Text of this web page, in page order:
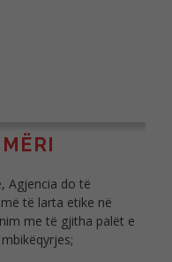
Agjencia do të
të larta etike në
me të gjitha palët e